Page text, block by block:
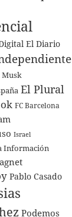
El Diario
Musk
El Plural
FC Barcelona
Israel
Información
Pablo Casado
Podemos